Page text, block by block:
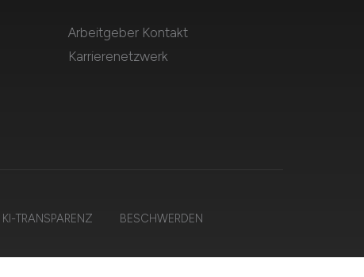
Arbeitgeber Kontakt
Karrierenetzwerk
KI-TRANSPARENZ
BESCHWERDEN